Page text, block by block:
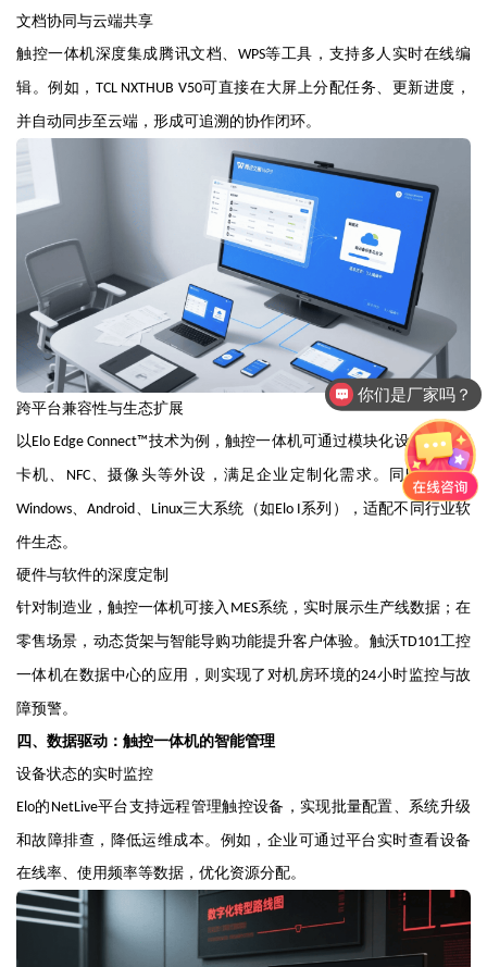
文档协同与云端共享
触控一体机深度集成腾讯文档、 WPS等工具，支持多人实时在线编
辑。例如， TCL NXTHUB V50可直接在大屏上分配任务、更新进度，
并自动同步至云端，形成可追溯的协作闭环。
跨平台兼容性与生态扩展
以Elo Edge Connect™技术为例，触控一体机可通过模块化设计接入刷
卡机、 NFC、摄像头等外设，满足企业定制化需求。同时，兼容
Windows、Android、 Linux三大系统（如Elo I系列），适配不同行业软
件生态。
硬件与软件的深度定制
针对制造业，触控一体机可接入 MES系统，实时展示生产线数据；在
零售场景，动态货架与智能导购功能提升客户体验。触沃TD101工控
一体机在数据中心的应用，则实现了对机房环境的24小时监控与故
障预警。
四、数据驱动：触控一体机的智能管理
设备状态的实时监控
Elo的 NetLive平台支持远程管理触控设备，实现批量配置、系统升级
和故障排查，降低运维成本。例如，企业可通过平台实时查看设备
在线率、使用频率等数据，优化资源分配。
你们是厂家吗？